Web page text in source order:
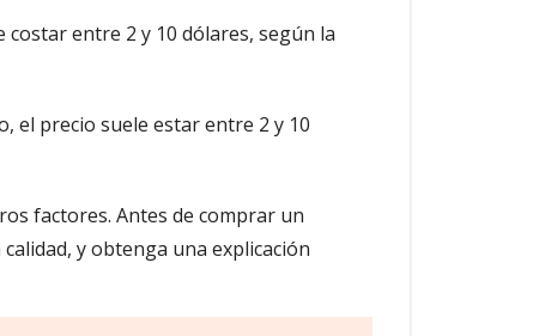
costar entre 2 y 10 dólares, según la
el precio suele estar entre 2 y 10
factores. Antes de comprar un
y obtenga una explicación